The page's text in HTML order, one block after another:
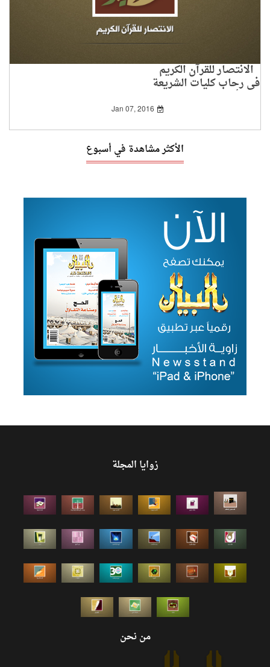
الانتصار للقرآن الكريم
في رحاب كليات الشريعة
وأقسام الدراسات
Jan 07, 2016
الأكثر مشاهدة في أسبوع
زوايا المجلة
من نحن